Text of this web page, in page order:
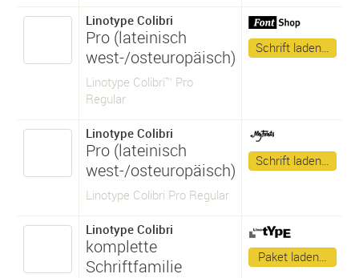
Linotype Colibri
Pro (lateinisch
west-/osteuropäisch)
Linotype Colibri™ Pro
Regular
Schrift laden…
Linotype Colibri
Pro (lateinisch
west-/osteuropäisch)
Linotype Colibri Pro Regular
Schrift laden…
Linotype Colibri
komplette
Schriftfamilie
Paket laden…